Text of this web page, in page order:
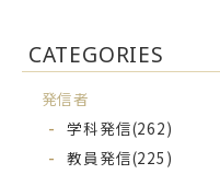
CATEGORIES
発信者
学科発信(262)
教員発信(225)